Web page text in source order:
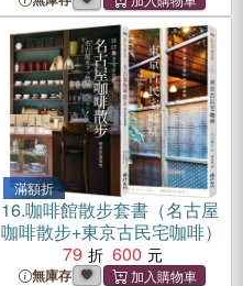
滿額折
16.咖啡館散步套書（名古屋
咖啡散步+東京古民宅咖啡）
79
600
無庫存